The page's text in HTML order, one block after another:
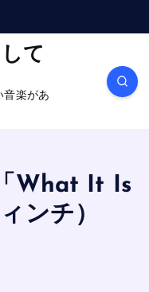
音楽があ
What It Is
ンチ）